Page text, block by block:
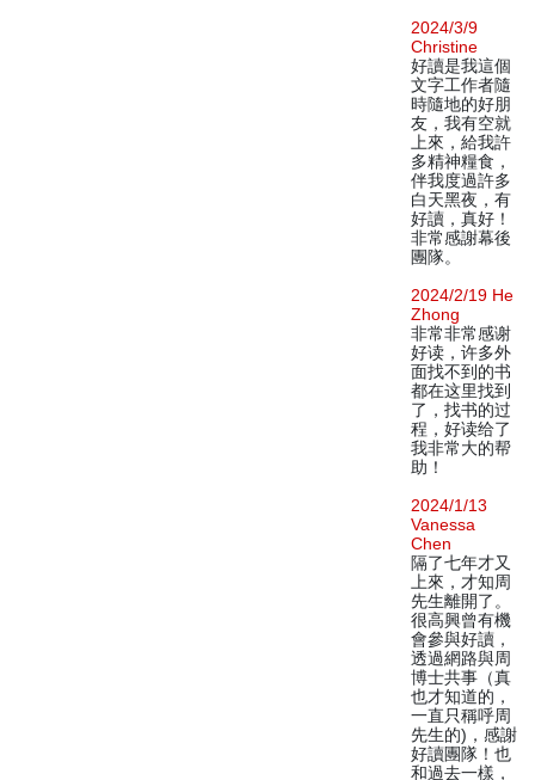
2024/3/9
Christine
好讀是我這個
文字工作者隨
時隨地的好朋
友，我有空就
上來，給我許
多精神糧食，
伴我度過許多
白天黑夜，有
好讀，真好！
非常感謝幕後
團隊。
2024/2/19 He
Zhong
非常非常感谢
好读，许多外
面找不到的书
都在这里找到
了，找书的过
程，好读给了
我非常大的帮
助！
2024/1/13
Vanessa
Chen
隔了七年才又
上來，才知周
先生離開了。
很高興曾有機
會參與好讀，
透過網路與周
博士共事（真
也才知道的，
一直只稱呼周
先生的)，感謝
好讀團隊！也
和過去一樣，